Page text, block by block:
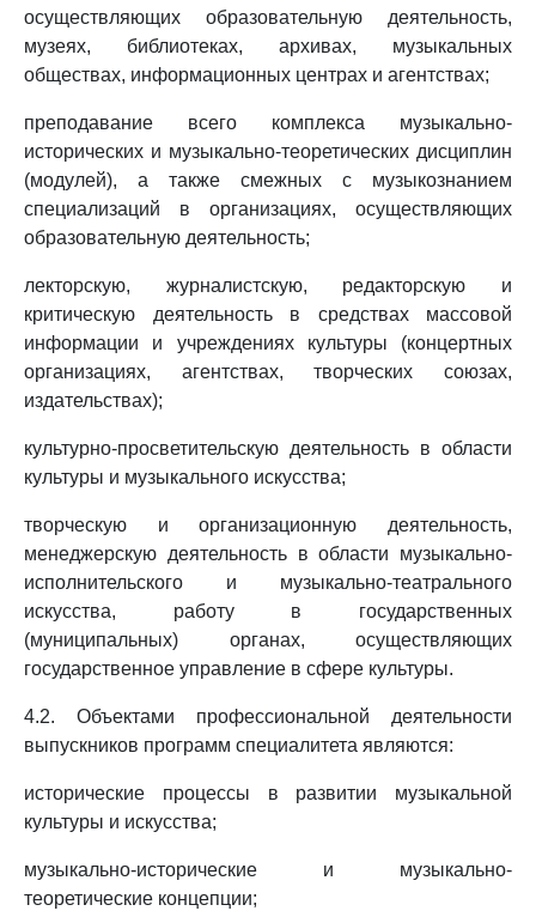
осуществляющих образовательную деятельность,
музеях, библиотеках, архивах, музыкальных
обществах, информационных центрах и агентствах;
преподавание всего комплекса музыкально-
исторических и музыкально-теоретических дисциплин
(модулей), а также смежных с музыкознанием
специализаций в организациях, осуществляющих
образовательную деятельность;
лекторскую, журналистскую, редакторскую и
критическую деятельность в средствах массовой
информации и учреждениях культуры (концертных
организациях, агентствах, творческих союзах,
издательствах);
культурно-просветительскую деятельность в области
культуры и музыкального искусства;
творческую и организационную деятельность,
менеджерскую деятельность в области музыкально-
исполнительского и музыкально-театрального
искусства, работу в государственных
(муниципальных) органах, осуществляющих
государственное управление в сфере культуры.
4.2. Объектами профессиональной деятельности
выпускников программ специалитета являются:
исторические процессы в развитии музыкальной
культуры и искусства;
музыкально-исторические и музыкально-
теоретические концепции;